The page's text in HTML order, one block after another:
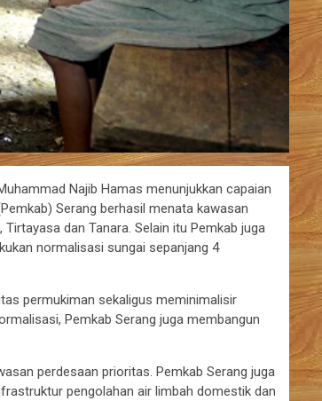
Najib Hamas menunjukkan capaian
Serang berhasil menata kawasan
dan Tanara. Selain itu Pemkab juga
normalisasi sungai sepanjang 4
permukiman sekaligus meminimalisir
Pemkab Serang juga membangun
perdesaan prioritas. Pemkab Serang juga
pengolahan air limbah domestik dan